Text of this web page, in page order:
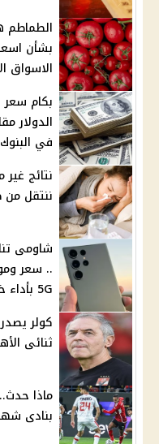
بشأن
الاسواق
بكام سعر
الدولار
في البنوك
نتائج
ننتقل
شاومى
5G بأداء خرافى وبطاريه ضخمه
كولر
ثنائى
ماذا
بنادى